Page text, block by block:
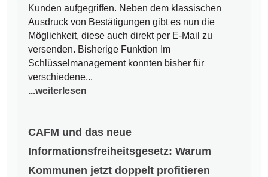
Kunden aufgegriffen. Neben dem klassischen
Ausdruck von Bestätigungen gibt es nun die
Möglichkeit, diese auch direkt per E-Mail zu
versenden. Bisherige Funktion Im
Schlüsselmanagement konnten bisher für
verschiedene...
...weiterlesen
CAFM und das neue
Informationsfreiheitsgesetz: Warum
Kommunen jetzt doppelt profitieren